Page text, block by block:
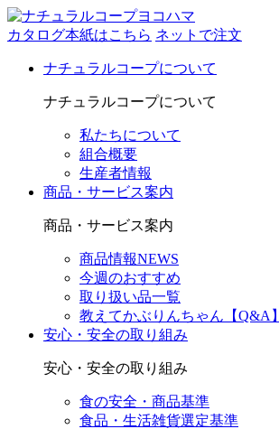
カタログ本紙はこちら ネットで注文
ナチュラルコープについて
ナチュラルコープについて
私たちについて
組合概要
生産者情報
商品・サービス案内
商品・サービス案内
商品情報NEWS
今週のおすすめ
取り扱い品一覧
教えてかぶりんちゃん【Q&A】
安心・安全の取り組み
安心・安全の取り組み
食の安全・商品基準
食品・生活雑貨選定基準